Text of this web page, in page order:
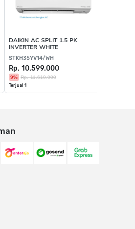
DAIKIN AC SPLIT 1.5 PK
INVERTER WHITE
STKH35YV14/WH
Rp. 10.599.000
9% Rp. 11.619.000
Terjual 1